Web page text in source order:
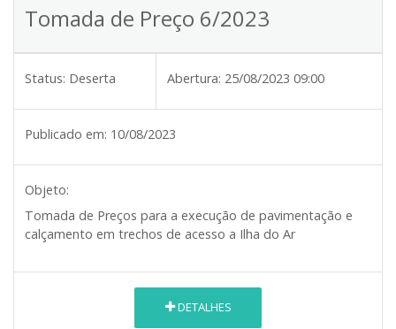
Tomada de Preço 6/2023
Status: Deserta Abertura: 25/08/2023 09:00
Publicado em: 10/08/2023
Objeto:
Tomada de Preços para a execução de pavimentação e
calçamento em trechos de acesso a Ilha do Ar
DETALHES